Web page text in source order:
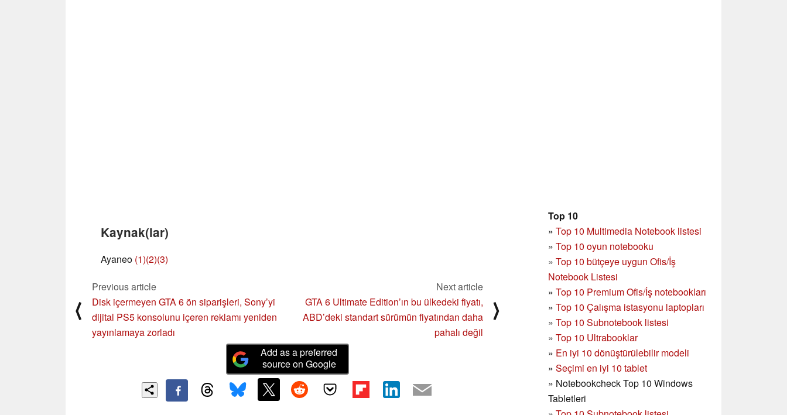
Top 10
» Top 10 Multimedia Notebook listesi
» Top 10 oyun notebooku
» Top 10 bütçeye uygun Ofis/İş
Notebook Listesi
» Top 10 Premium Ofis/İş notebookları
» Top 10 Çalışma istasyonu laptopları
» Top 10 Subnotebook listesi
» Top 10 Ultrabooklar
» En iyi 10 dönüştürülebilir modeli
» Seçimi en iyi 10 tablet
» Notebookcheck Top 10 Windows
Tabletleri
Kaynak(lar)
Ayaneo (1)(2)(3)
⟨
Previous article
Disk içermeyen GTA 6 ön siparişleri, Sony’yi
dijital PS5 konsolunu içeren reklamı yeniden
yayınlamaya zorladı
Next article
GTA 6 Ultimate Edition’ın bu ülkedeki fiyatı,
ABD’deki standart sürümün fiyatından daha
pahalı değil
⟩
Add as a preferred
source on Google